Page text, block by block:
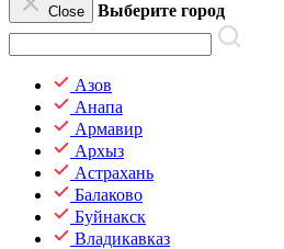
Close Выберите город
Азов
Анапа
Армавир
Архыз
Астрахань
Балаково
Буйнакск
Владикавказ